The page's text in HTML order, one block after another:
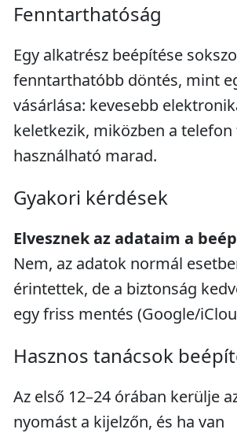
Fenntarthatóság
Egy alkatrész beépítése
fenntarthatóbb döntés, mint
vásárlása: kevesebb
keletkezik, miközben a
használható marad.
Gyakori kérdések
Elvesznek az adataim a
Nem, az adatok normál
érintettek, de a biztonság
egy friss mentés (Google/
Hasznos tanácsok
Az első 12–24 órában kerülje
nyomást a kijelzőn, és ha van